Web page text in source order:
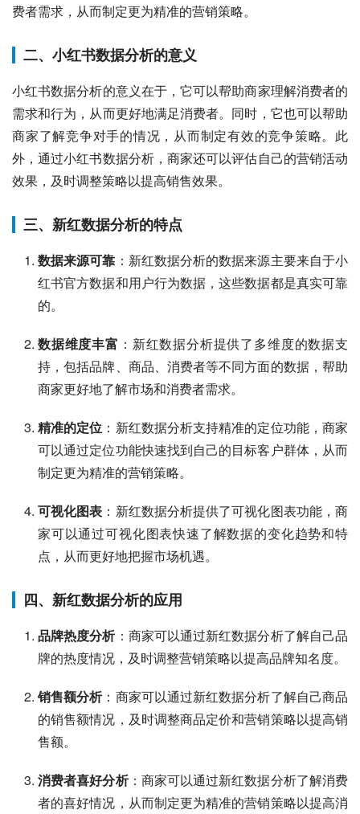
费者需求，从而制定更为精准的营销策略。
二、小红书数据分析的意义
小红书数据分析的意义在于，它可以帮助商家理解消费者的
需求和行为，从而更好地满足消费者。同时，它也可以帮助
商家了解竞争对手的情况，从而制定有效的竞争策略。此
外，通过小红书数据分析，商家还可以评估自己的营销活动
效果，及时调整策略以提高销售效果。
三、新红数据分析的特点
数据来源可靠 ：新红数据分析的数据来源主要来自于小
红书官方数据和用户行为数据，这些数据都是真实可靠
的。
数据维度丰富 ：新红数据分析提供了多维度的数据支
持，包括品牌、商品、消费者等不同方面的数据，帮助
商家更好地了解市场和消费者需求。
精准的定位 ：新红数据分析支持精准的定位功能，商家
可以通过定位功能快速找到自己的目标客户群体，从而
制定更为精准的营销策略。
可视化图表 ：新红数据分析提供了可视化图表功能，商
家可以通过可视化图表快速了解数据的变化趋势和特
点，从而更好地把握市场机遇。
四、新红数据分析的应用
品牌热度分析：商家可以通过新红数据分析了解自己品
牌的热度情况，及时调整营销策略以提高品牌知名度。
销售额分析：商家可以通过新红数据分析了解自己商品
的销售额情况，及时调整商品定价和营销策略以提高销
售额。
消费者喜好分析：商家可以通过新红数据分析了解消费
者的喜好情况，从而制定更为精准的营销策略以提高消